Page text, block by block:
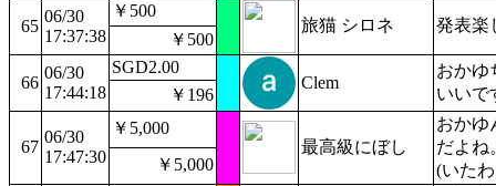
65
06/30
17:37:38
￥500
旅猫 シロネ 発表楽
￥500
66
06/30
17:44:18
SGD2.00
Clem
おかゆ
いいで
￥196
67
06/30
17:47:30
￥5,000
最高級にぼし
おかゆ
だよね
(いた
￥5,000